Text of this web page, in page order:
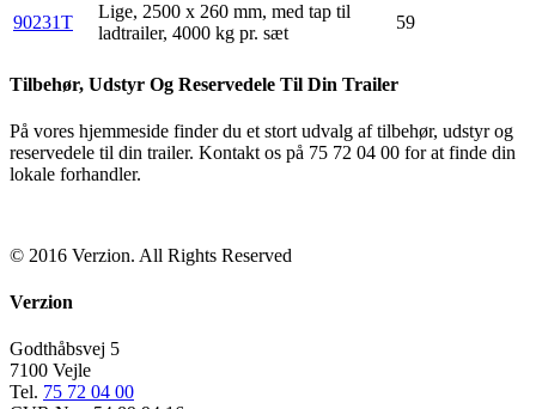
90231T
Lige, 2500 x 260 mm, med tap til
ladtrailer, 4000 kg pr. sæt
59
Tilbehør, Udstyr Og Reservedele Til Din Trailer
På vores hjemmeside finder du et stort udvalg af tilbehør, udstyr og
reservedele til din trailer. Kontakt os på 75 72 04 00 for at finde din
lokale forhandler.
© 2016 Verzion. All Rights Reserved
Verzion
Godthåbsvej 5
7100 Vejle
Tel. 75 72 04 00